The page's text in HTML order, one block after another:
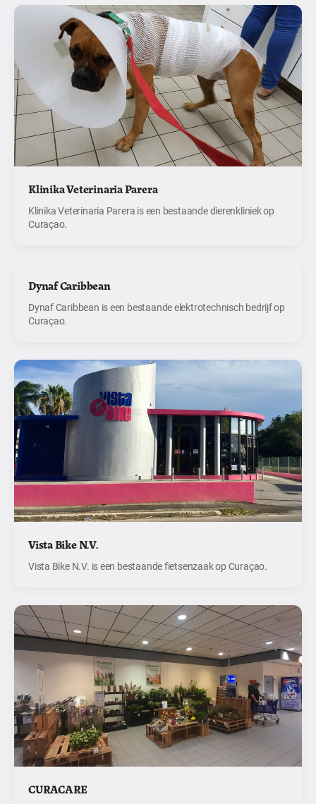
Klinika Veterinaria Parera
Klinika Veterinaria Parera is een bestaande dierenkliniek op
Curaçao.
Dynaf Caribbean
Dynaf Caribbean is een bestaande elektrotechnisch bedrijf op
Curaçao.
Vista Bike N.V.
Vista Bike N.V. is een bestaande fietsenzaak op Curaçao.
CURACARE